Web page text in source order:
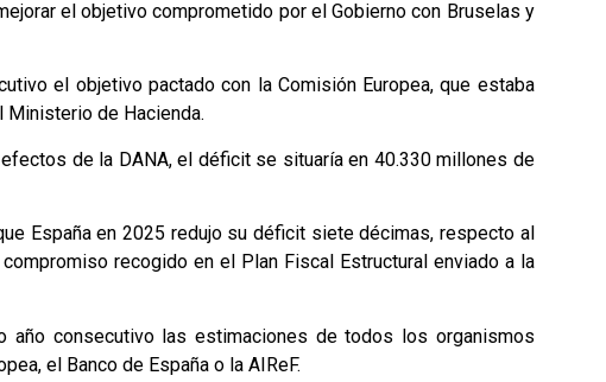
el objetivo comprometido por el Gobierno con Bruselas y
el objetivo pactado con la Comisión Europea, que estaba
Ministerio de Hacienda.
de la DANA, el déficit se situaría en 40.330 millones de
España en 2025 redujo su déficit siete décimas, respecto al
recogido en el Plan Fiscal Estructural enviado a la
consecutivo las estimaciones de todos los organismos
el Banco de España o la AIReF.